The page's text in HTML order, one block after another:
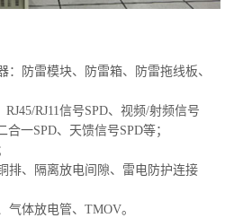
：防雷模块、防雷箱、防雷拖线板、
RJ11信号SPD、视频/射频信号
一SPD、天馈信号SPD等；
排、隔离放电间隙、雷电防护连接
气体放电管、TMOV。